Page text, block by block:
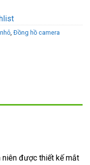
, Đồng hồ camera
được thiết kế mắt